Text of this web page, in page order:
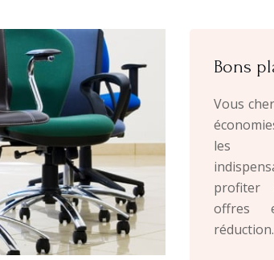
Bons
Vous
les
profiter
offres
réduction.